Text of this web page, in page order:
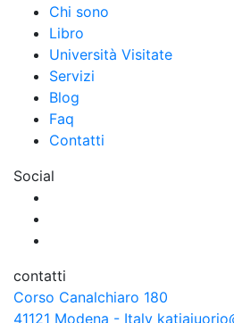
Chi sono
Libro
Università Visitate
Servizi
Blog
Faq
Contatti
Social
contatti
Corso Canalchiaro 180
41121 Modena - Italy